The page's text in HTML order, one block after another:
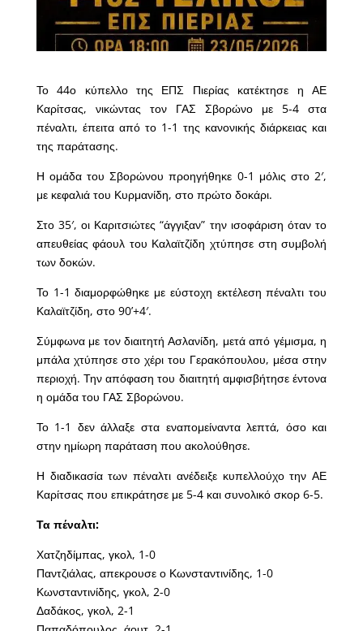
Το 44ο κύπελλο της ΕΠΣ Πιερίας κατέκτησε η ΑΕ
Καρίτσας, νικώντας τον ΓΑΣ Σβορώνο με 5-4 στα
πέναλτι, έπειτα από το 1-1 της κανονικής διάρκειας και
της παράτασης.
Η ομάδα του Σβορώνου προηγήθηκε 0-1 μόλις στο 2′,
με κεφαλιά του Κυρμανίδη, στο πρώτο δοκάρι.
Στο 35′, οι Καριτσιώτες “άγγιξαν” την ισοφάριση όταν το
απευθείας φάουλ του Καλαϊτζίδη χτύπησε στη συμβολή
των δοκών.
Το 1-1 διαμορφώθηκε με εύστοχη εκτέλεση πέναλτι του
Καλαϊτζίδη, στο 90’+4′.
Σύμφωνα με τον διαιτητή Ασλανίδη, μετά από γέμισμα, η
μπάλα χτύπησε στο χέρι του Γερακόπουλου, μέσα στην
περιοχή. Την απόφαση του διαιτητή αμφισβήτησε έντονα
η ομάδα του ΓΑΣ Σβορώνου.
Το 1-1 δεν άλλαξε στα εναπομείναντα λεπτά, όσο και
στην ημίωρη παράταση που ακολούθησε.
Η διαδικασία των πέναλτι ανέδειξε κυπελλούχο την ΑΕ
Καρίτσας που επικράτησε με 5-4 και συνολικό σκορ 6-5.
Τα πέναλτι:
Χατζηδίμπας, γκολ, 1-0
Παντζιάλας, απεκρουσε ο Κωνσταντινίδης, 1-0
Κωνσταντινίδης, γκολ, 2-0
Δαδάκος, γκολ, 2-1